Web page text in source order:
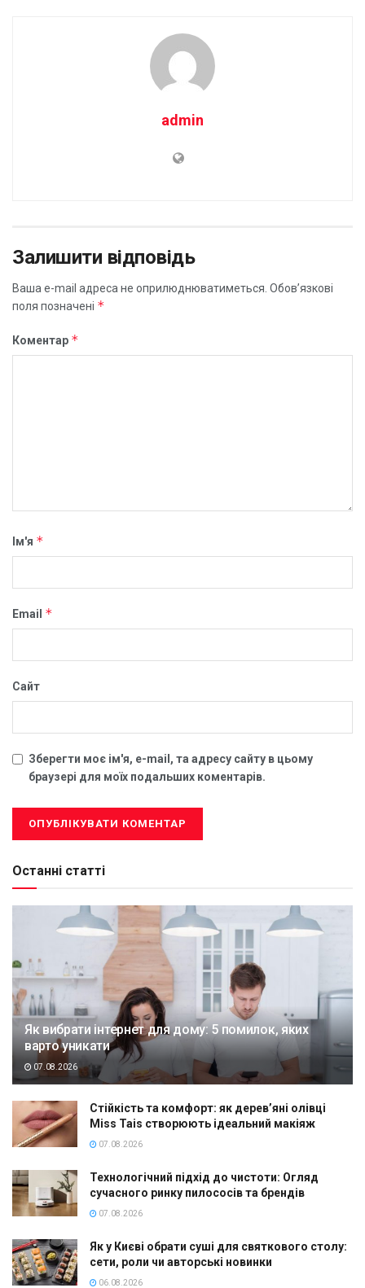
admin
Залишити відповідь
Ваша e-mail адреса не оприлюднюватиметься. Обов’язкові
поля позначені *
Коментар *
Ім'я *
Email *
Сайт
Зберегти моє ім'я, e-mail, та адресу сайту в цьому
браузері для моїх подальших коментарів.
Останні статті
Як вибрати інтернет для дому: 5 помилок, яких
варто уникати
07.08.2026
Стійкість та комфорт: як дерев’яні олівці
Miss Tais створюють ідеальний макіяж
07.08.2026
Технологічний підхід до чистоти: Огляд
сучасного ринку пилососів та брендів
07.08.2026
Як у Києві обрати суші для святкового столу:
сети, роли чи авторські новинки
06.08.2026